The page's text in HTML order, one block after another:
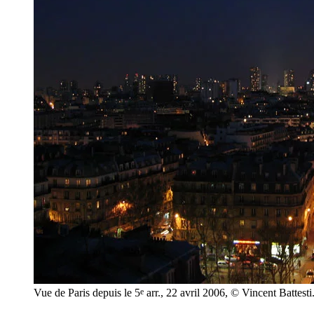
Vue de Paris depuis le 5e arr., 22 avril 2006, © Vincent Battesti.